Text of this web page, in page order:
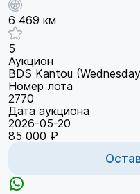
6 469 км
5
Аукцион
BDS Kantou
Номер лота
2770
Дата аукциона
2026-05-20
85 000 ₽